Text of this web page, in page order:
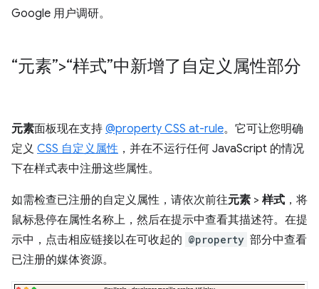
Google 用户调研。
“元素”>“样式”中新增了自定义属性部分
元素面板现在支持 @property CSS at-rule。它可让您明确
定义 CSS 自定义属性 ，并在不运行任何 JavaScript 的情况
下在样式表中注册这些属性。
如需检查已注册的自定义属性，请依次前往元素 > 样式 ，将
鼠标悬停在属性名称上，然后在提示中查看其描述符。在提
示中，点击相应链接以在可收起的 @property 部分中查看
已注册的媒体资源。